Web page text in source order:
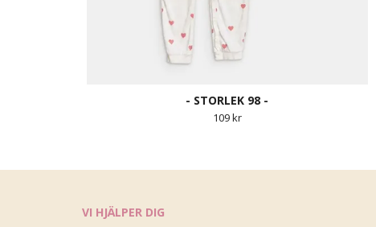
- STORLEK 98 -
109 kr
VI HJÄLPER DIG